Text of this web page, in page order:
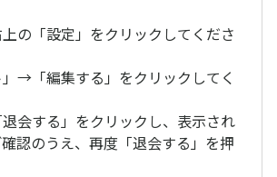
の「設定」をクリックしてくださ
→「編集する」をクリックしてく
会する」をクリックし、表示され
認のうえ、再度「退会する」を押